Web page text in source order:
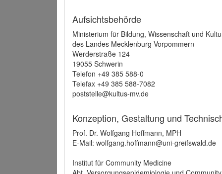
Aufsichtsbehörde
Ministerium für Bildung, Wissenschaft und
des Landes Mecklenburg-Vorpommern
Werderstraße 124
19055 Schwerin
Telefon +49 385 588-0
Telefax +49 385 588-7082
poststelle@kultus-mv.de
Konzeption, Gestaltung und
Prof. Dr. Wolfgang Hoffmann, MPH
E-Mail: wolfgang.hoffmann@uni-greifswald.de
Institut für Community Medicine